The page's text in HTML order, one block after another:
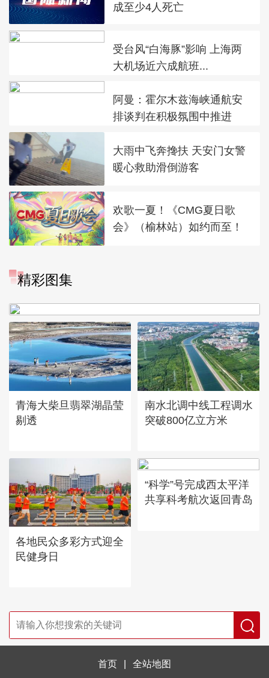
成至少4人死亡
受台风“白海豚”影响 上海两
大机场近六成航班...
阿曼：霍尔木兹海峡通航安
排谈判在积极氛围中推进
大雨中飞奔搀扶 天安门女警
暖心救助滑倒游客
欢歌一夏！《CMG夏日歌
会》（榆林站）如约而至！
精彩图集
“大地指纹”奏响夏夜文旅乐
青海大柴旦翡翠湖晶莹
剔透
南水北调中线工程调水
突破800亿立方米
各地民众多彩方式迎全
民健身日
“科学”号完成西太平洋
共享科考航次返回青岛
首页 全站地图